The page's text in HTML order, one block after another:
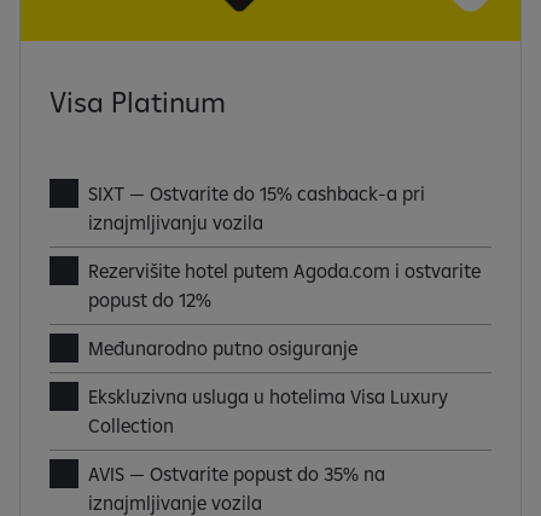
Visa Platinum
SIXT — Ostvarite do 15% cashback-a pri
iznajmljivanju vozila
Rezervišite hotel putem Agoda.com i ostvarite
popust do 12%
Međunarodno putno osiguranje
Ekskluzivna usluga u hotelima Visa Luxury
Collection
AVIS — Ostvarite popust do 35% na
iznajmljivanje vozila